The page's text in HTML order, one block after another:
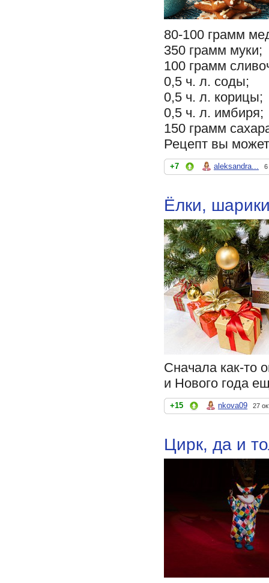
80-100 грамм
350 грамм муки;
100 грамм
0,5 ч. л. соды;
0,5 ч. л. корицы;
0,5 ч. л. имбиря;
150 грамм
Рецепт вы
+7 aleksandra... 6
Ёлки,
Сначала как-то
и Нового года
+15 nkova09 27
Цирк, да и